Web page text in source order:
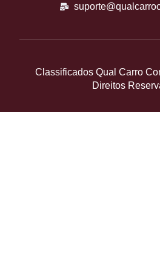
Classificados Qual Carro
Direitos